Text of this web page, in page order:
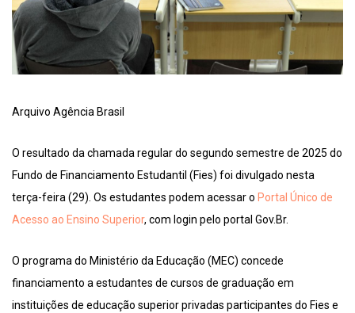
Arquivo Agência Brasil
O resultado da chamada regular do segundo semestre de 2025 do
Fundo de Financiamento Estudantil (Fies) foi divulgado nesta
terça-feira (29). Os estudantes podem acessar o Portal Único de
Acesso ao Ensino Superior, com login pelo portal Gov.Br.
O programa do Ministério da Educação (MEC) concede
financiamento a estudantes de cursos de graduação em
instituições de educação superior privadas participantes do Fies e